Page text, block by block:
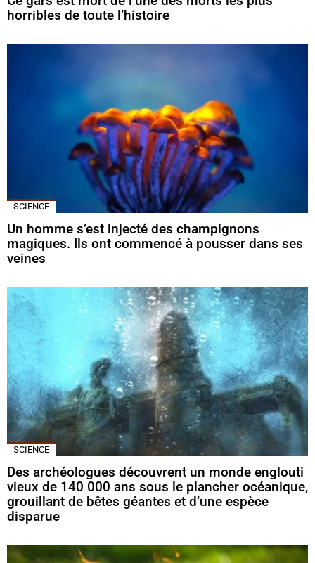
horribles de toute l’histoire
SCIENCE
Un homme s’est injecté des champignons
magiques. Ils ont commencé à pousser dans ses
veines
SCIENCE
Des archéologues découvrent un monde englouti
vieux de 140 000 ans sous le plancher océanique,
grouillant de bêtes géantes et d’une espèce
disparue